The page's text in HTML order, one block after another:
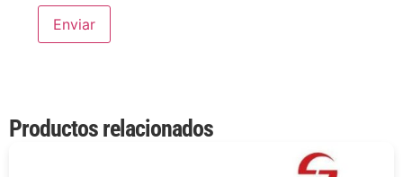
Productos relacionados